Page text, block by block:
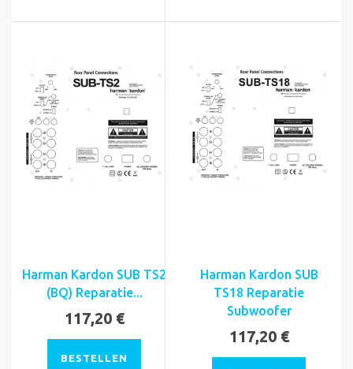
Harman Kardon SUB TS2
(BQ) Reparatie...
117,20 €
BESTELLEN
Harman Kardon SUB
TS18 Reparatie
Subwoofer
117,20 €